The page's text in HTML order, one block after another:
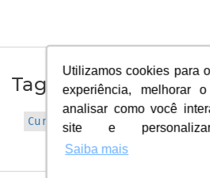
Utilizamos cookies para
experiência, melhorar o
analisar como você
site e
Saiba mais
Utilizamos cookies para
experiência, melhorar o
analisar como você
site e
Saiba mais
Tags do Produto
Curva (26) Dutotec (81)